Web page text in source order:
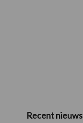
Primaire
Recent nieuws